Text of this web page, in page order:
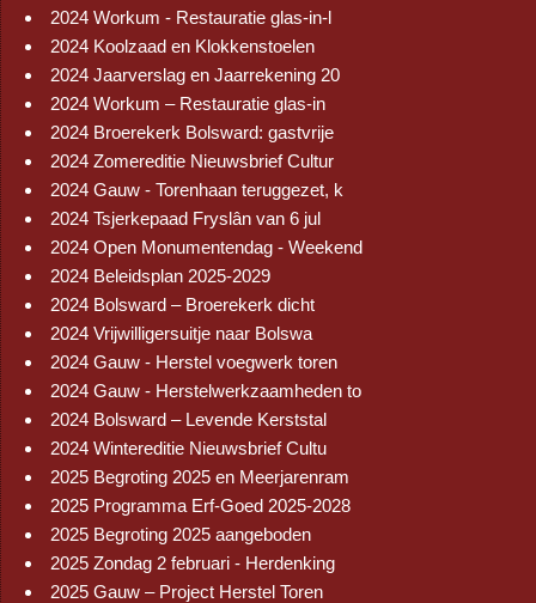
2024 Workum - Restauratie glas-in-l
2024 Koolzaad en Klokkenstoelen
2024 Jaarverslag en Jaarrekening 20
2024 Workum – Restauratie glas-in
2024 Broerekerk Bolsward: gastvrije
2024 Zomereditie Nieuwsbrief Cultur
2024 Gauw - Torenhaan teruggezet, k
2024 Tsjerkepaad Fryslân van 6 jul
2024 Open Monumentendag - Weekend
2024 Beleidsplan 2025-2029
2024 Bolsward – Broerekerk dicht
2024 Vrijwilligersuitje naar Bolswa
2024 Gauw - Herstel voegwerk toren
2024 Gauw - Herstelwerkzaamheden to
2024 Bolsward – Levende Kerststal
2024 Wintereditie Nieuwsbrief Cultu
2025 Begroting 2025 en Meerjarenram
2025 Programma Erf-Goed 2025-2028
2025 Begroting 2025 aangeboden
2025 Zondag 2 februari - Herdenking
2025 Gauw – Project Herstel Toren